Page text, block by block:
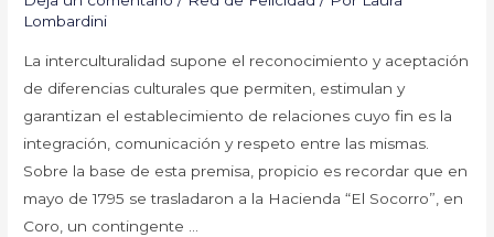
Lombardini
La interculturalidad supone el reconocimiento y aceptación
de diferencias culturales que permiten, estimulan y
garantizan el establecimiento de relaciones cuyo fin es la
integración, comunicación y respeto entre las mismas.
Sobre la base de esta premisa, propicio es recordar que en
mayo de 1795 se trasladaron a la Hacienda “El Socorro”, en
Coro, un contingente …